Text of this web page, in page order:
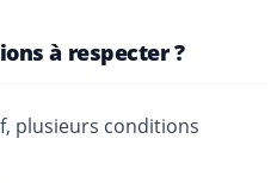
à respecter ?
plusieurs conditions